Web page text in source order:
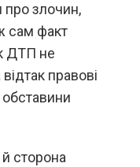
про злочин,
сам факт
ДТП не
правові
обставини
сторона